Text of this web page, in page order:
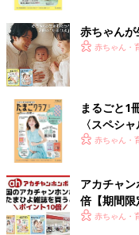
どの
これって便秘？ そ
排便の回数は赤ちゃん
からといって必ずしも
感じたら、まずは以下
何日くらいウンチが
ック
排便がつらそうなほど
赤ちゃんが
赤ちゃん・
まるごと1
〈スペシ
赤ちゃん・
アカチャ
倍【期間限
赤ちゃん・